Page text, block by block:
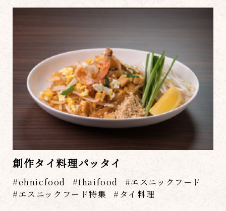
創作タイ料理パッタイ
ehnicfood thaifood
エスニックフード
エスニックフード特集
タイ料理